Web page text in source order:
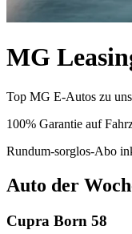
MG
Top MG E-Autos zu
100% Garantie auf
Rundum-sorglos-Abo
Auto der
Cupra Born 58